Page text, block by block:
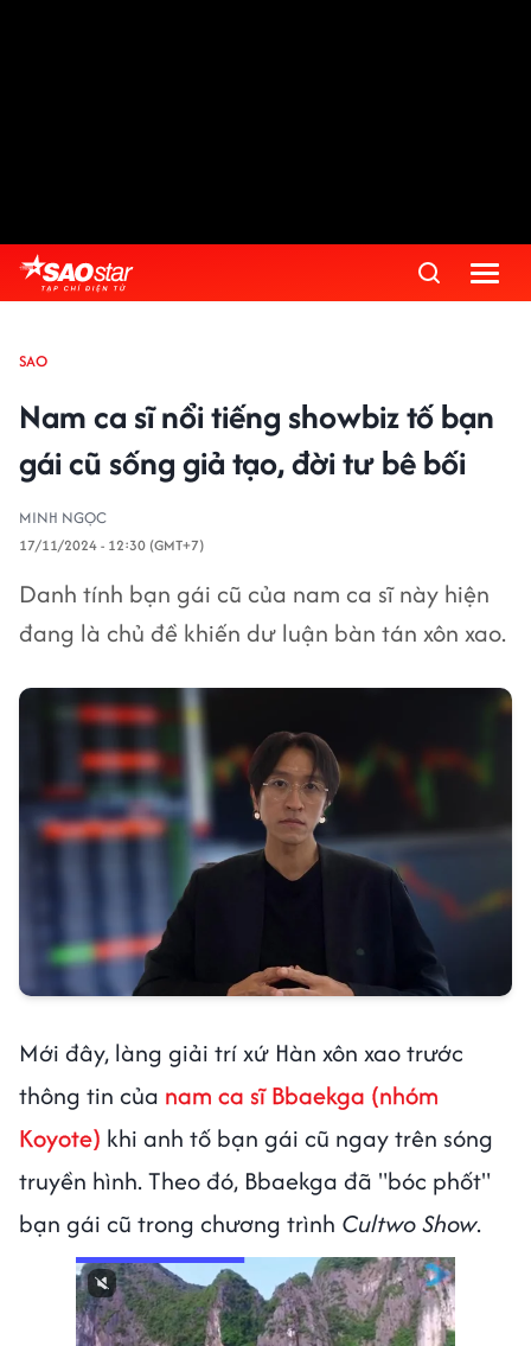
SAO
Nam ca sĩ nổi tiếng showbiz tố bạn
gái cũ sống giả tạo, đời tư bê bối
MINH NGỌC
17/11/2024 - 12:30 (GMT+7)
Danh tính bạn gái cũ của nam ca sĩ này hiện
đang là chủ đề khiến dư luận bàn tán xôn xao.
Mới đây, làng giải trí xứ Hàn xôn xao trước
thông tin của nam ca sĩ Bbaekga (nhóm
Koyote) khi anh tố bạn gái cũ ngay trên sóng
truyền hình. Theo đó, Bbaekga đã "bóc phốt"
bạn gái cũ trong chương trình Cultwo Show.